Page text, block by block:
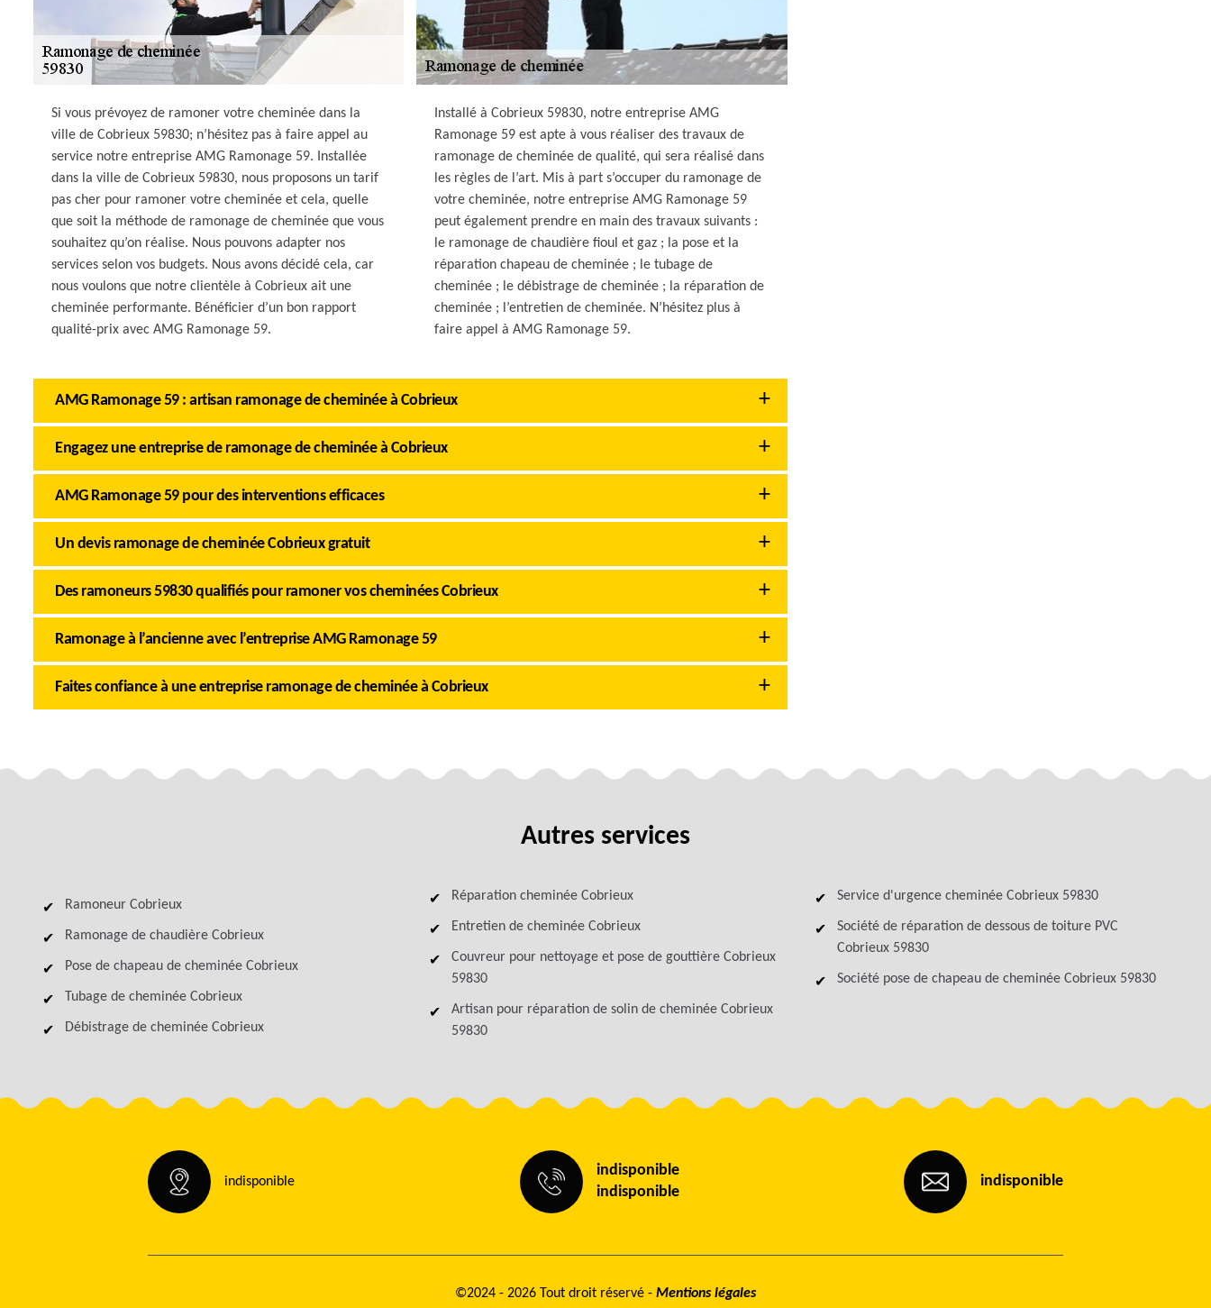
Si vous prévoyez de ramoner votre cheminée dans la
ville de Cobrieux 59830; n’hésitez pas à faire appel au
service notre entreprise AMG Ramonage 59. Installée
dans la ville de Cobrieux 59830, nous proposons un tarif
pas cher pour ramoner votre cheminée et cela, quelle
que soit la méthode de ramonage de cheminée que vous
souhaitez qu’on réalise. Nous pouvons adapter nos
services selon vos budgets. Nous avons décidé cela, car
nous voulons que notre clientèle à Cobrieux ait une
cheminée performante. Bénéficier d’un bon rapport
qualité-prix avec AMG Ramonage 59.
Installé à Cobrieux 59830, notre entreprise AMG
Ramonage 59 est apte à vous réaliser des travaux de
ramonage de cheminée de qualité, qui sera réalisé dans
les règles de l’art. Mis à part s’occuper du ramonage de
votre cheminée, notre entreprise AMG Ramonage 59
peut également prendre en main des travaux suivants :
le ramonage de chaudière fioul et gaz ; la pose et la
réparation chapeau de cheminée ; le tubage de
cheminée ; le débistrage de cheminée ; la réparation de
cheminée ; l’entretien de cheminée. N’hésitez plus à
faire appel à AMG Ramonage 59.
AMG Ramonage 59 : artisan ramonage de cheminée à Cobrieux
Engagez une entreprise de ramonage de cheminée à Cobrieux
AMG Ramonage 59 pour des interventions efficaces
Un devis ramonage de cheminée Cobrieux gratuit
Des ramoneurs 59830 qualifiés pour ramoner vos cheminées Cobrieux
Ramonage à l’ancienne avec l’entreprise AMG Ramonage 59
Faites confiance à une entreprise ramonage de cheminée à Cobrieux
Autres services
Ramoneur Cobrieux
Ramonage de chaudière Cobrieux
Pose de chapeau de cheminée Cobrieux
Tubage de cheminée Cobrieux
Débistrage de cheminée Cobrieux
Réparation cheminée Cobrieux
Entretien de cheminée Cobrieux
Couvreur pour nettoyage et pose de gouttière Cobrieux
59830
Artisan pour réparation de solin de cheminée Cobrieux
59830
Service d'urgence cheminée Cobrieux 59830
Société de réparation de dessous de toiture PVC
Cobrieux 59830
Société pose de chapeau de cheminée Cobrieux 59830
indisponible
indisponible
indisponible
indisponible
©2024 - 2026 Tout droit réservé - Mentions légales